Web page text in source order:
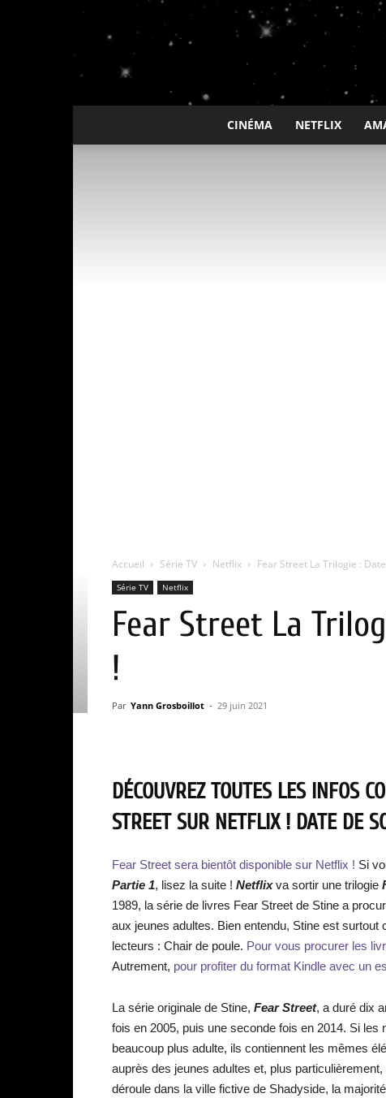
CINÉMA NETFLIX
Accueil Série TV Netflix Fear Street La Trilogie :
Série TV Netflix
Fear Street La
!
Par Yann Grosboillot - 29 juin 2021
DÉCOUVREZ TOUTES LES INFOS
STREET SUR NETFLIX ! DATE DE
Fear Street sera bientôt disponible sur Netflix ! Si
Partie 1, lisez la suite ! Netflixva sortir une trilogie
1989, la série de livres Fear Street de Stine a
aux jeunes adultes. Bien entendu, Stine est surtout
lecteurs : Chair de poule. Pour vous procurer les
Autrement, pour profiter du format Kindle avec un
La série originale de Stine, Fear Street, a duré dix
fois en 2005, puis une seconde fois en 2014. Si
beaucoup plus adulte, ils contiennent les mêmes
auprès des jeunes adultes et, plus
déroule dans la ville fictive de Shadyside, la